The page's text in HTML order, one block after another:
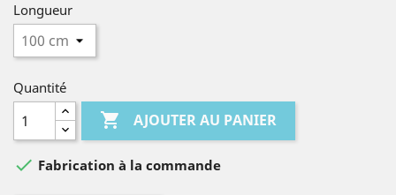
Longueur
Quantité
 AJOUTER AU PANIER
 Fabrication à la commande